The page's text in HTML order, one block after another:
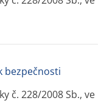
bezpečnosti
č. 228/2008 Sb., ve